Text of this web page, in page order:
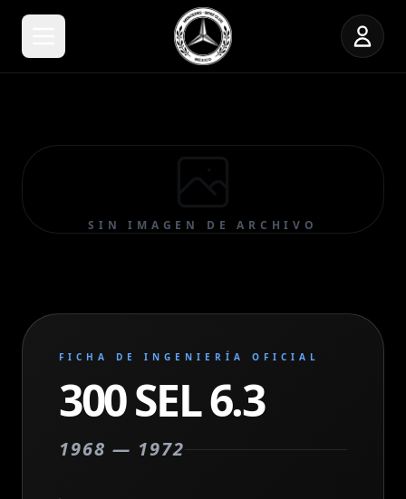
SIN IMAGEN DE ARCHIVO
FICHA DE INGENIERÍA OFICIAL
300 SEL 6.3
1968 — 1972